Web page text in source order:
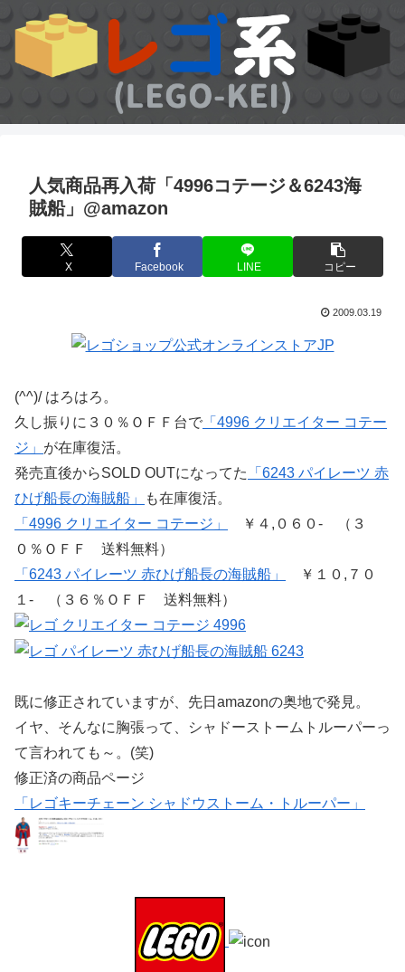
人気商品再入荷「4996コテージ＆6243海
賊船」@amazon
X Facebook LINE コピー
2009.03.19
(^^)/ はろはろ。
久し振りに３０％ＯＦＦ台で 「4996 クリエイター コテー
ジ」 が在庫復活。
発売直後からSOLD OUTになってた
「6243 パイレーツ 赤
ひげ船長の海賊船」
も在庫復活。
「4996 クリエイター コテージ」
￥４,０６０- （３
０％ＯＦＦ 送料無料）
「6243 パイレーツ 赤ひげ船長の海賊船」
￥１０,７０
１- （３６％ＯＦＦ 送料無料）
既に修正されていますが、先日amazonの奥地で発見。
イヤ、そんなに胸張って、シャドーストームトルーパーっ
て言われても～。(笑)
修正済の商品ページ
「レゴキーチェーン シャドウストーム・トルーパー」